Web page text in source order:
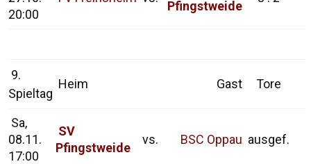
20:00
Pfingstweide
9.
Spieltag
Heim Gast Tore
Sa,
08.11.
17:00
SV
Pfingstweide
vs. BSC Oppau ausgef.